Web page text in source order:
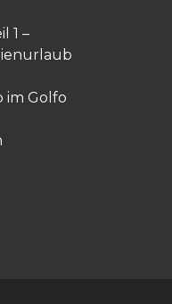
1 –
im Golfo